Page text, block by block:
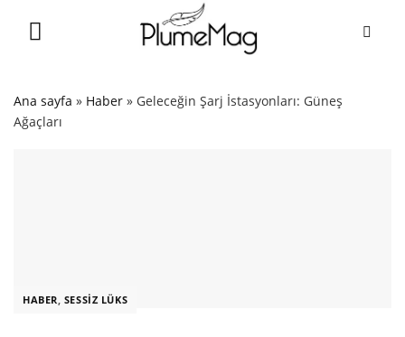
Ana sayfa » Haber » Geleceğin Şarj İstasyonları: Güneş
Ağaçları
HABER SESSIZ LÜKS